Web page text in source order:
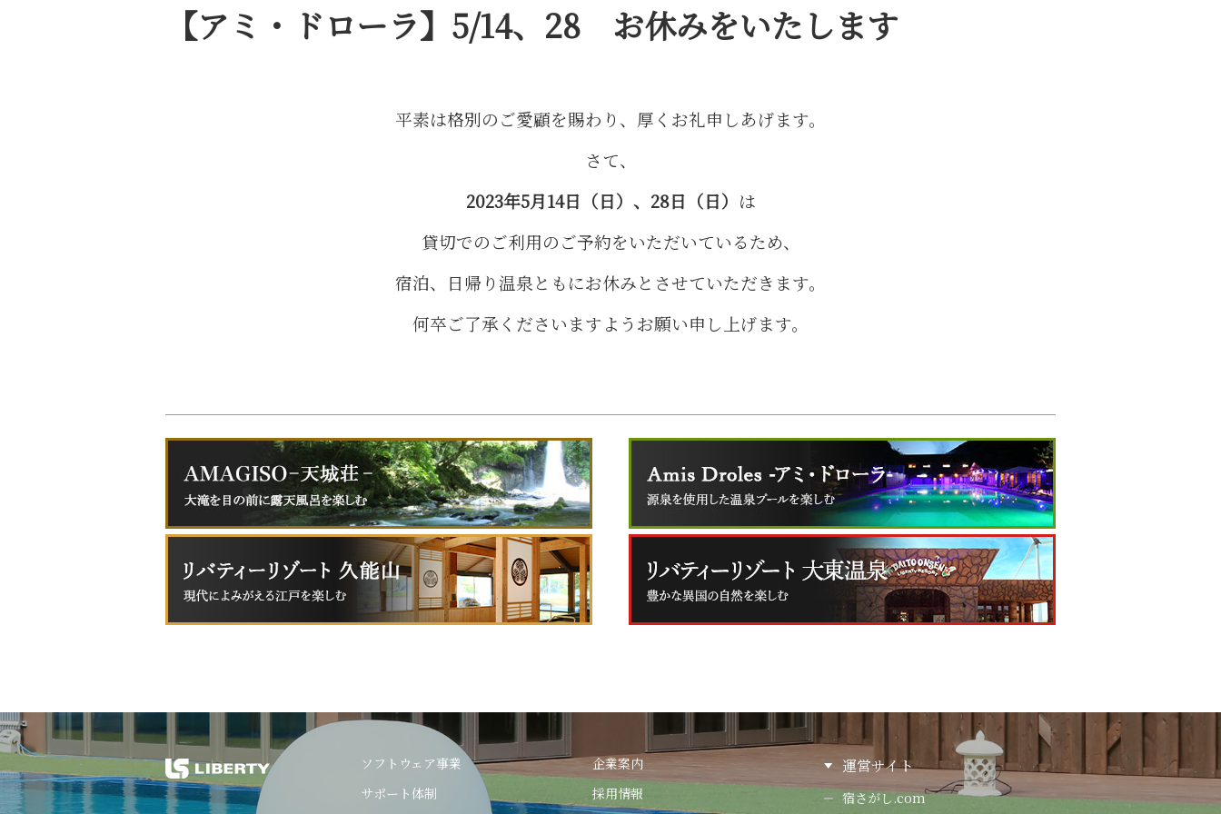
【アミ・ドローラ】5/14、28 お休みをいたします
平素は格別のご愛顧を賜わり、厚くお礼申しあげます。
さて、
2023年5月14日（日）、28日（日） は
貸切でのご利用のご予約をいただいているため、
宿泊、日帰り温泉ともにお休みとさせていただきます。
何卒ご了承くださいますようお願い申し上げます。
ソフトウェア事業
サポート体制
企業案内
採用情報
運営サイト
宿さがし.com